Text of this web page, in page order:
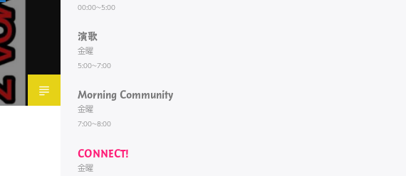
00:00~5:00
演歌
金曜
5:00~7:00
Morning Community
金曜
7:00~8:00
CONNECT!
金曜